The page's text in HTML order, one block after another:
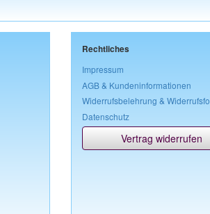
Rechtliches
Impressum
AGB & Kundeninformationen
Widerrufsbelehrung &
Datenschutz
Vertrag widerrufen